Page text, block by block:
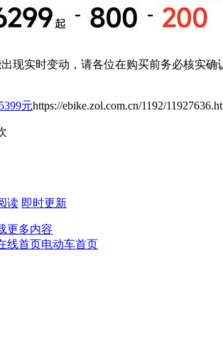
实时变动，请各位在购买前务必核实
元https://ebike.zol.com.cn/1192/
读 即时更新
更多内容
线首页电动车首页